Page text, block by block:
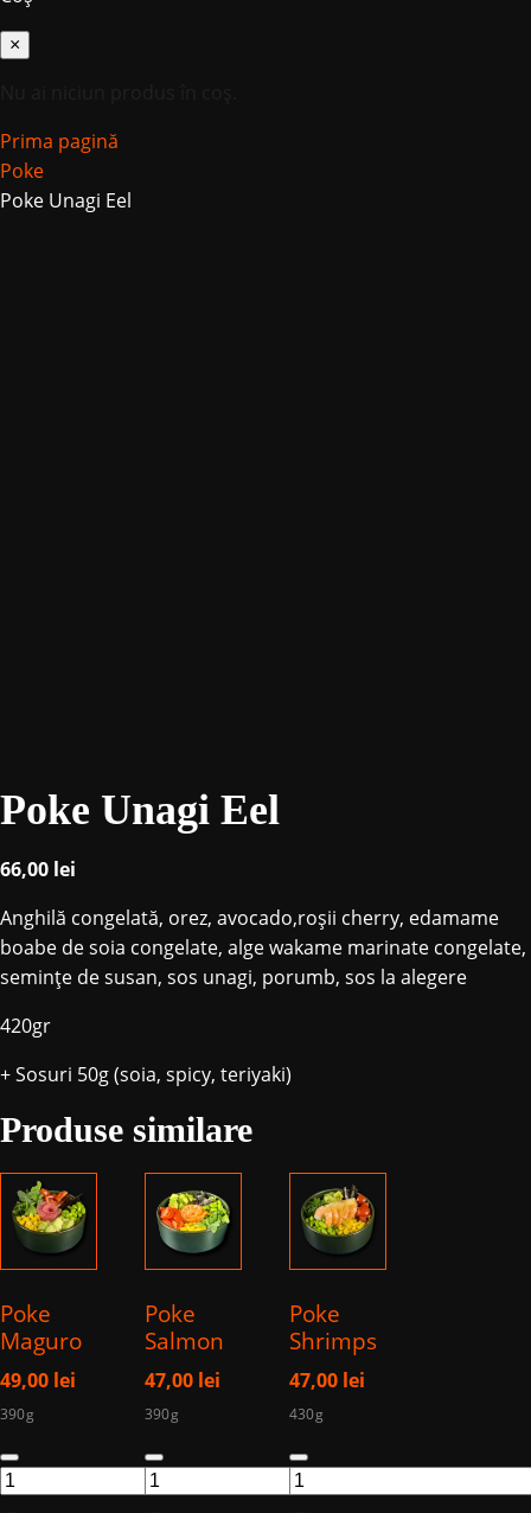
×
Prima pagină
Poke
Poke Unagi Eel
Poke Unagi Eel
66,00 lei
Anghilă congelată, orez, avocado,roșii cherry, edamame
boabe de soia congelate, alge wakame marinate congelate,
semințe de susan, sos unagi, porumb, sos la alegere
420gr
+ Sosuri 50g (soia, spicy, teriyaki)
Produse similare
Poke
Maguro
49,00 lei
390g
Cantitate
Poke
Poke
Salmon
47,00 lei
390g
Cantitate
Poke
Poke
Shrimps
47,00 lei
430g
Cantitate
Poke